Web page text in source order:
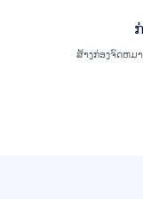
ສ້າງກ່ອງຈົດຫມ